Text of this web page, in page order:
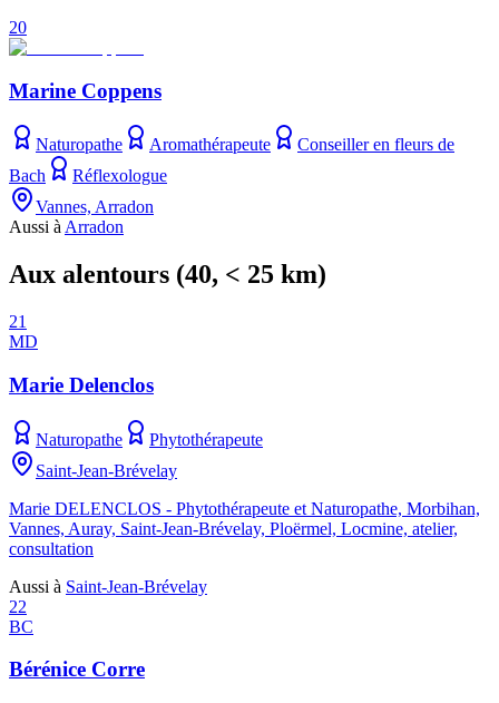
20
Marine Coppens
Naturopathe Aromathérapeute
Conseiller en fleurs de
Bach
Réflexologue
Vannes, Arradon
Aussi àArradon
Aux alentours (40, < 25 km)
21
MD
Marie Delenclos
Naturopathe
Phytothérapeute
Saint-Jean-Brévelay
Marie DELENCLOS - Phytothérapeute et Naturopathe, Morbihan,
Vannes, Auray, Saint-Jean-Brévelay, Ploërmel, Locmine, atelier,
consultation
Aussi à Saint-Jean-Brévelay
22
BC
Bérénice Corre